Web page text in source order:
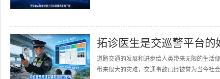
拓诊医生是交巡警平台的
道路交通的发展和进步给人类带来无限的生活
带来很大的灾难，交通事故已经被誉为当今社